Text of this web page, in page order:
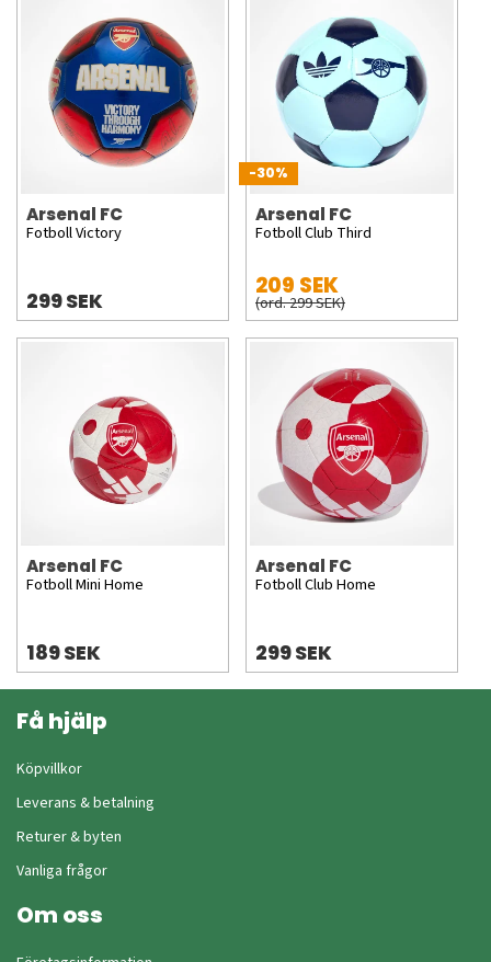
Arsenal FC
Fotboll Victory
299 SEK
-30%
Arsenal FC
Fotboll Club Third
209 SEK
(ord. 299 SEK)
Arsenal FC
Fotboll Mini Home
189 SEK
Arsenal FC
Fotboll Club Home
299 SEK
Få hjälp
Köpvillkor
Leverans & betalning
Returer & byten
Vanliga frågor
Om oss